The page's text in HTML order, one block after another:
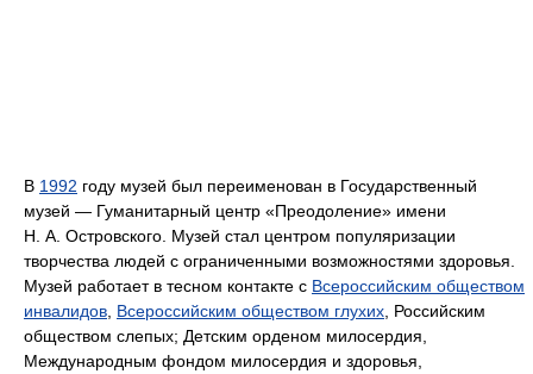
В 1992 году музей был переименован в Государственный
музей — Гуманитарный центр «Преодоление» имени
Н. А. Островского. Музей стал центром популяризации
творчества людей с ограниченными возможностями здоровья.
Музей работает в тесном контакте с Всероссийским обществом
инвалидов Всероссийским обществом глухих , Российским
обществом слепых; Детским орденом милосердия,
Международным фондом милосердия и здоровья,